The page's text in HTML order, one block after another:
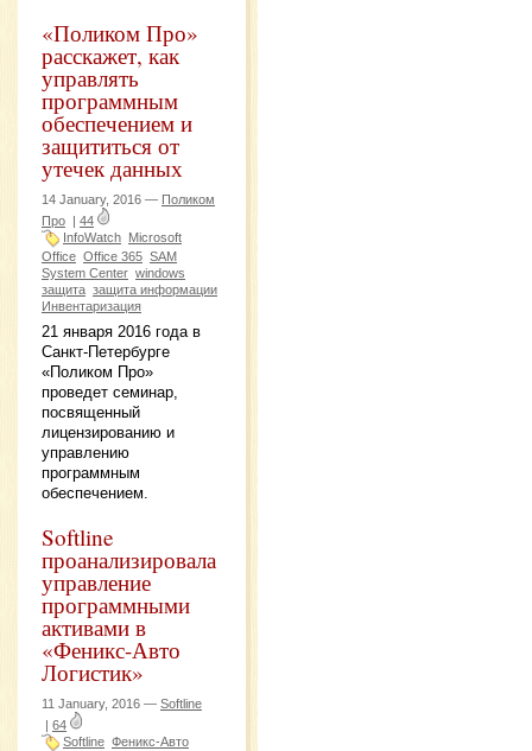
«Поликом Про»
расскажет, как
управлять
программным
обеспечением и
защититься от
утечек данных
14 January, 2016 — Поликом
Про | 44
InfoWatch Microsoft
Office Office 365 SAM
System Center windows
защита защита информации
Инвентаризация
21 января 2016 года в
Санкт-Петербурге
«Поликом Про»
проведет семинар,
посвященный
лицензированию и
управлению
программным
обеспечением.
Softline
проанализировала
управление
программными
активами в
«Феникс-Авто
Логистик»
11 January, 2016 — Softline
| 64
Softline Феникс-Авто